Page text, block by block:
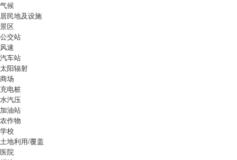
气候
居民地及设施
景区
公交站
风速
汽车站
太阳辐射
商场
充电桩
水汽压
加油站
农作物
学校
土地利用/覆盖
医院